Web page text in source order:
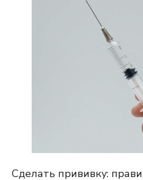
Сделать прививку: